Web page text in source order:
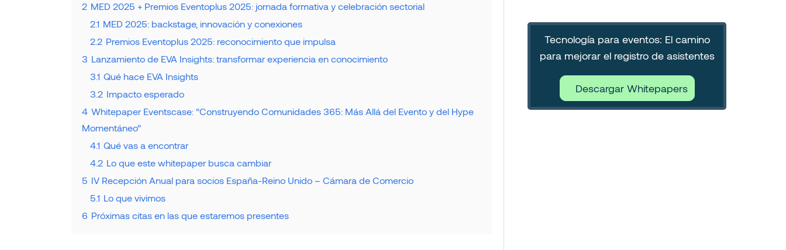
2 MED 2025 + Premios Eventoplus 2025: jornada formativa y celebración sectorial
2.1 MED 2025: backstage, innovación y conexiones
2.2 Premios Eventoplus 2025: reconocimiento que impulsa
3 Lanzamiento de EVA Insights: transformar experiencia en conocimiento
3.1 Qué hace EVA Insights
3.2 Impacto esperado
4 Whitepaper Eventscase: “Construyendo Comunidades 365: Más Allá del Evento y del Hype
Momentáneo”
4.1 Qué vas a encontrar
4.2 Lo que este whitepaper busca cambiar
5 IV Recepción Anual para socios España-Reino Unido – Cámara de Comercio
5.1 Lo que vivimos
6 Próximas citas en las que estaremos presentes
Tecnología para eventos: El camino
para mejorar el registro de asistentes
Descargar Whitepapers